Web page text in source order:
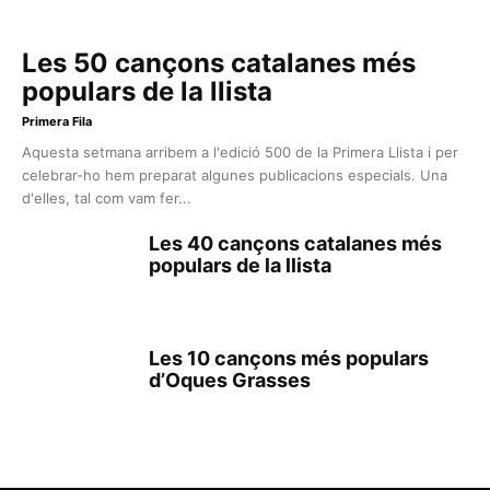
Les 50 cançons catalanes més
populars de la llista
Primera Fila
Aquesta setmana arribem a l'edició 500 de la Primera Llista i per
celebrar-ho hem preparat algunes publicacions especials. Una
d'elles, tal com vam fer...
Les 40 cançons catalanes més
populars de la llista
Les 10 cançons més populars
d’Oques Grasses